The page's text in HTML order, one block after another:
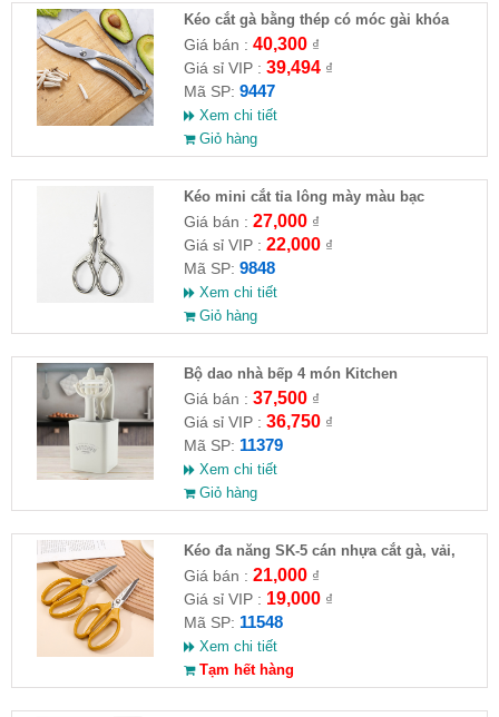
Kéo cắt gà bằng thép có móc gài khóa
24x4.5cm
Giá bán : 40,300₫
Giá sỉ VIP : 39,494₫
Mã SP: 9447
Xem chi tiết
Giỏ hàng
Kéo mini cắt tỉa lông mày màu bạc
9.5x4.8cm
Giá bán : 27,000₫
Giá sỉ VIP : 22,000₫
Mã SP: 9848
Xem chi tiết
Giỏ hàng
Bộ dao nhà bếp 4 món Kitchen
Giá bán : 37,500₫
Giá sỉ VIP : 36,750₫
Mã SP: 11379
Xem chi tiết
Giỏ hàng
Kéo đa năng SK-5 cán nhựa cắt gà, vải,
giấy
Giá bán : 21,000₫
Giá sỉ VIP : 19,000₫
Mã SP: 11548
Xem chi tiết
Tạm hết hàng